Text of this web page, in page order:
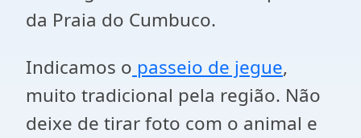
da Praia do Cumbuco.
Indicamos o passeio de jegue,
muito tradicional pela região. Não
deixe de tirar foto com o animal e